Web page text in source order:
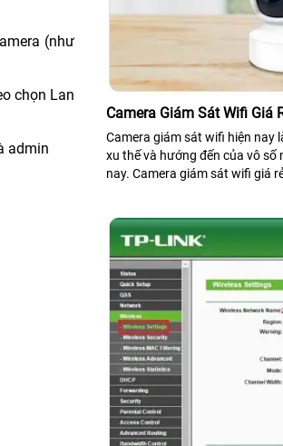
(như
chọn Lan
admin
Camera Giám Sát Wifi Giá
Camera giám sát wifi hiện nay
xu thế và hướng đến của vô số
nay. Camera giám sát wifi giá rẻ nhưng mang lại